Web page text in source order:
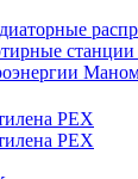
станции
PEX
PEX